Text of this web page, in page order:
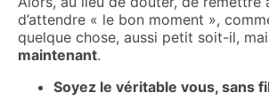
d’attendre « le bon moment »,
quelque chose, aussi petit soit-il,
maintenant.
Soyez le véritable vous, sans